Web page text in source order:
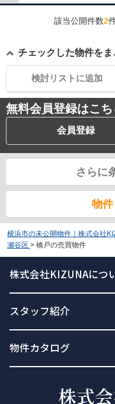
該当公開件数2
チェックした物件をま
検討リストに追加
無料会員登録はこち
会員登録
さらに
物
横浜市の未公開物件｜株式会社
瀬谷区 > 橋戸の売買物件
株式会社KIZUNAにつ
スタッフ紹介
物件カタログ